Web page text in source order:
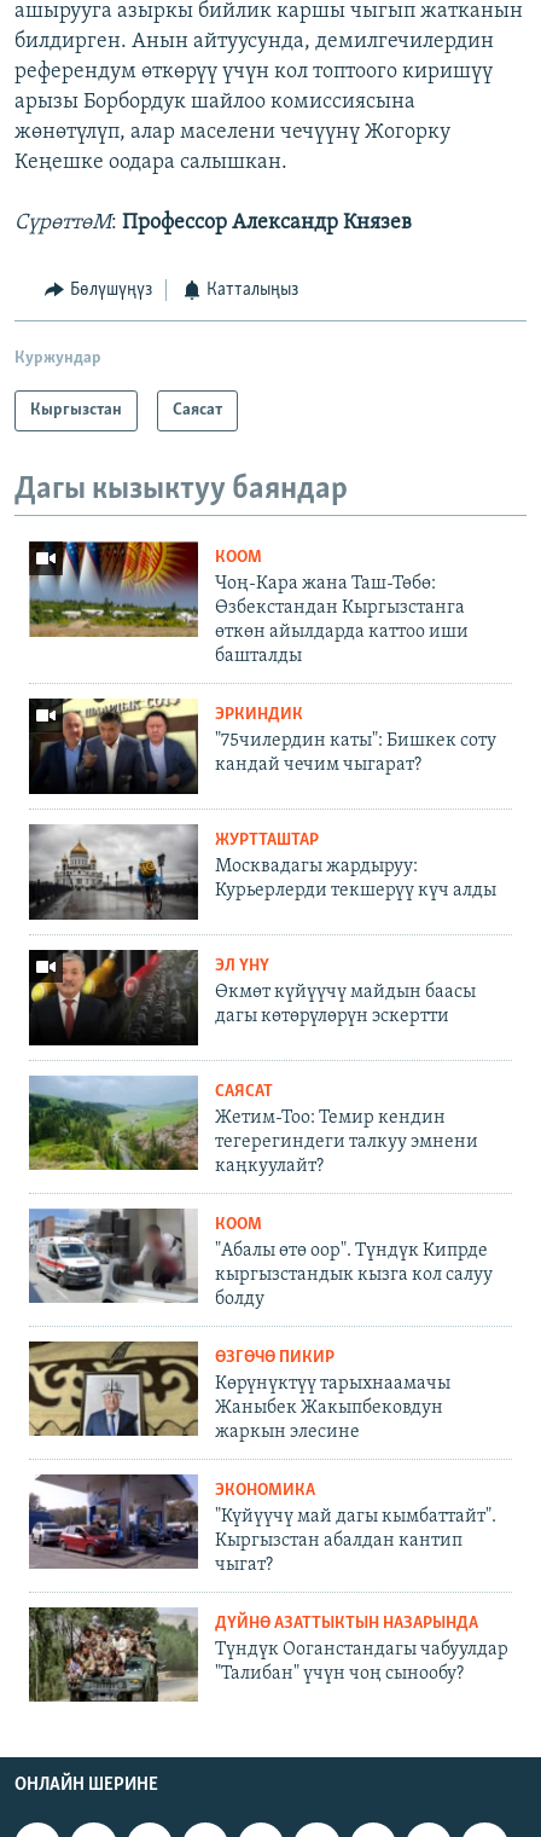
ашырууга азыркы бийлик каршы чыгып жатканын
билдирген. Анын айтуусунда, демилгечилердин
референдум өткөрүү үчүн кол топтоого киришүү
арызы Борбордук шайлоо комиссиясына
жөнөтүлүп, алар маселени чечүүнү Жогорку
Кеңешке оодара салышкан.
CүрөттөM: Профессор Александр Князев
Бөлүшүңүз Катталыңыз
Куржундар
Кыргызстан Саясат
Дагы кызыктуу баяндар
КООМ
Чоң-Кара жана Таш-Төбө:
Өзбекстандан Кыргызстанга
өткөн айылдарда каттоо иши
башталды
ЭРКИНДИК
"75чилердин каты": Бишкек соту
кандай чечим чыгарат?
ЖУРТТАШТАР
Москвадагы жардыруу:
Курьерлерди текшерүү күч алды
ЭЛ ҮНҮ
Өкмөт күйүүчү майдын баасы
дагы көтөрүлөрүн эскертти
САЯСАТ
Жетим-Тоо: Темир кендин
тегерегиндеги талкуу эмнени
каңкуулайт?
КООМ
"Абалы өтө оор". Түндүк Кипрде
кыргызстандык кызга кол салуу
болду
ӨЗГӨЧӨ ПИКИР
Көрүнүктүү тарыхнаамачы
Жаныбек Жакыпбековдун
жаркын элесине
ЭКОНОМИКА
"Күйүүчү май дагы кымбаттайт".
Кыргызстан абалдан кантип
чыгат?
ДҮЙНӨ АЗАТТЫКТЫН НАЗАРЫНДА
Түндүк Ооганстандагы чабуулдар
"Талибан" үчүн чоң сынообу?
ОНЛАЙН ШЕРИНЕ